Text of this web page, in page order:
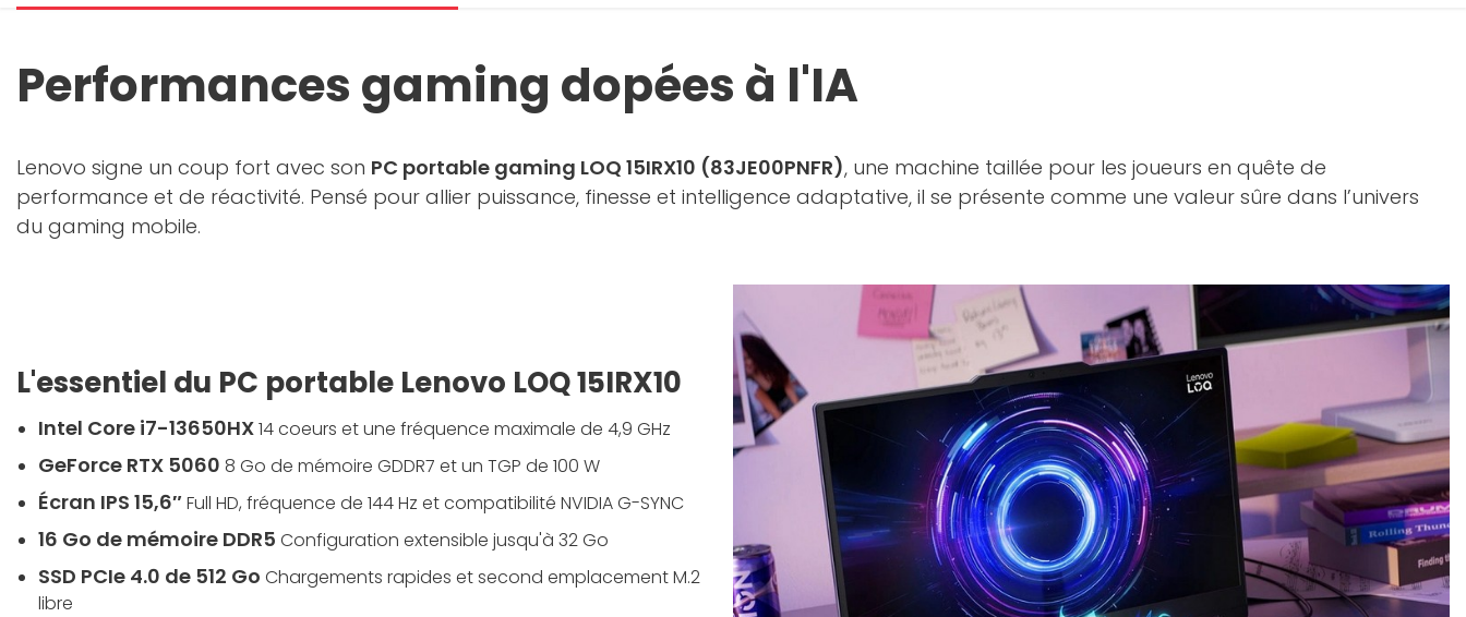
Performances gaming dopées à l'IA
Lenovo signe un coup fort avec son PC portable gaming LOQ 15IRX10 (83JE00PNFR), une machine taillée pour les joueurs en quête de
performance et de réactivité. Pensé pour allier puissance, finesse et intelligence adaptative, il se présente comme une valeur sûre dans l’univers
du gaming mobile.
L'essentiel du PC portable Lenovo LOQ 15IRX10
Intel Core i7-13650HX14 coeurs et une fréquence maximale de 4,9 GHz
GeForce RTX 5060 8 Go de mémoire GDDR7 et un TGP de 100 W
Écran IPS 15,6″Full HD, fréquence de 144 Hz et compatibilité NVIDIA G-SYNC
16 Go de mémoire DDR5 Configuration extensible jusqu'à 32 Go
SSD PCIe 4.0 de 512 Go Chargements rapides et second emplacement M.2
libre